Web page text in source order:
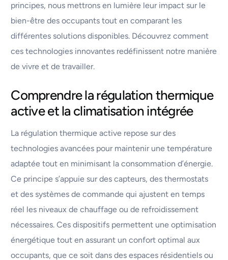
principes, nous mettrons en lumière leur impact sur le
bien-être des occupants tout en comparant les
différentes solutions disponibles. Découvrez comment
ces technologies innovantes redéfinissent notre manière
de vivre et de travailler.
Comprendre la régulation thermique
active et la climatisation intégrée
La régulation thermique active repose sur des
technologies avancées pour maintenir une température
adaptée tout en minimisant la consommation d’énergie.
Ce principe s’appuie sur des capteurs, des thermostats
et des systèmes de commande qui ajustent en temps
réel les niveaux de chauffage ou de refroidissement
nécessaires. Ces dispositifs permettent une optimisation
énergétique tout en assurant un confort optimal aux
occupants, que ce soit dans des espaces résidentiels ou